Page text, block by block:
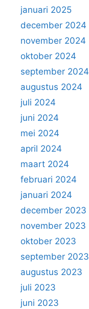
januari 2025
december 2024
november 2024
oktober 2024
september 2024
augustus 2024
juli 2024
juni 2024
mei 2024
april 2024
maart 2024
februari 2024
januari 2024
december 2023
november 2023
oktober 2023
september 2023
augustus 2023
juli 2023
juni 2023